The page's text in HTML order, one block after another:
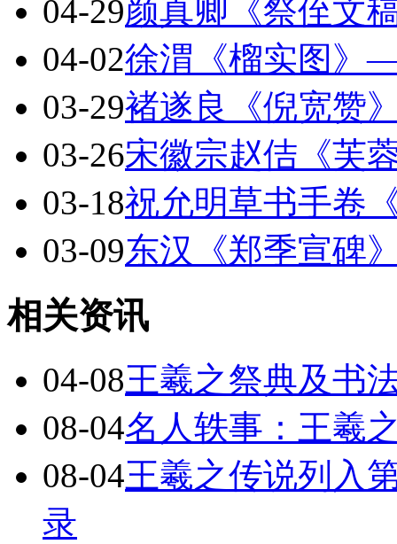
04-29颜真卿《祭侄文
04-02徐渭《榴实图
03-29褚遂良《倪宽赞
03-26宋徽宗赵佶《芙
03-18祝允明草书手卷
03-09东汉《郑季宣碑
相关资讯
04-08王羲之祭典及书
08-04名人轶事：王羲
08-04王羲之传说列入
录